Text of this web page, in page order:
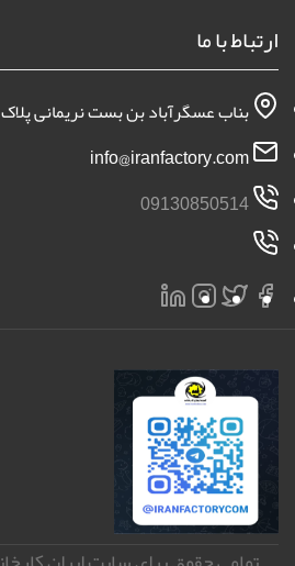
ارتباط با ما
بناب عسگرآباد بن بست نریمانی پلاک 109
09130850514